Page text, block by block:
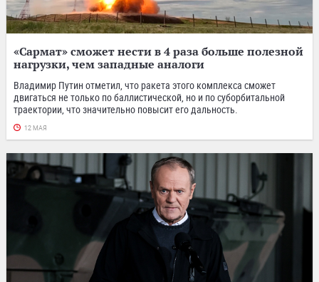
«Сармат» сможет нести в 4 раза больше полезной
нагрузки, чем западные аналоги
Владимир Путин отметил, что ракета этого комплекса сможет
двигаться не только по баллистической, но и по суборбитальной
траектории, что значительно повысит его дальность.
12 МАЯ